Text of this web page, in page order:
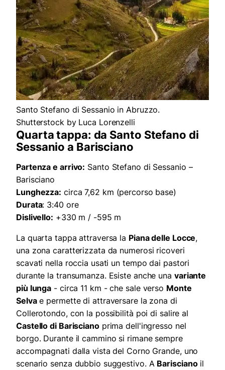
Santo Stefano di Sessanio in Abruzzo.
Shutterstock by Luca Lorenzelli
Quarta tappa: da Santo Stefano di
Sessanio a Barisciano
Partenza e arrivo: Santo Stefano di Sessanio –
Barisciano
Lunghezza: circa 7,62 km (percorso base)
Durata: 3:40 ore
Dislivello: +330 m / -595 m
La quarta tappa attraversa la Piana delle Locce,
una zona caratterizzata da numerosi ricoveri
scavati nella roccia usati un tempo dai pastori
durante la transumanza. Esiste anche una variante
più lunga - circa 11 km - che sale verso Monte
Selvae permette di attraversare la zona di
Collerotondo, con la possibilità poi di salire al
Castello di Bariscianoprima dell'ingresso nel
borgo. Durante il cammino si rimane sempre
accompagnati dalla vista del Corno Grande, uno
scenario senza dubbio suggestivo. A Bariscianoil